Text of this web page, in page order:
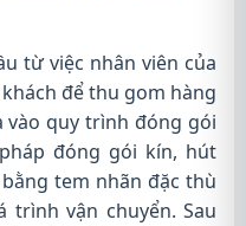
từ việc nhân viên của
để thu gom hàng
vào quy trình đóng gói
đóng gói kín, hút
tem nhãn đặc thù
vận chuyển. Sau